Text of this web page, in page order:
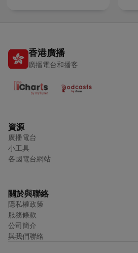
香港廣播
廣播電台和播客
資源
廣播電台
小工具
各國電台網站
關於與聯絡
隱私權政策
服務條款
公司簡介
與我們聯絡